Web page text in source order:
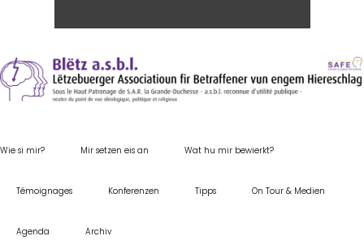
Wie si mir? Mir setzen eis an Wat hu mir bewierkt?
Témoignages Konferenzen Tipps On Tour & Medien
Agenda Archiv